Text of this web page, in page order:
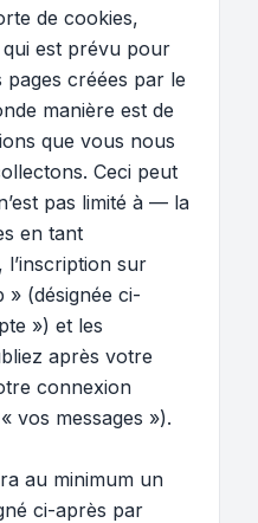
de cookies,
est prévu pour
créées par le
manière est de
que vous nous
Ceci peut
pas limité à — la
en tant
l’inscription sur
» (désignée ci-
») et les
après votre
connexion
vos messages »).
au minimum un
ci-après par